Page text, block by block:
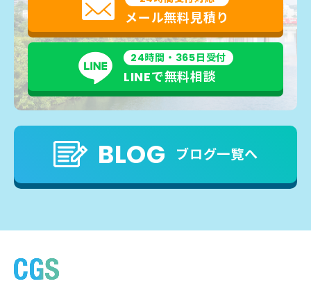
メール無料見積り
24時間・365日受付
LINEで無料相談
BLOG ブログ一覧へ